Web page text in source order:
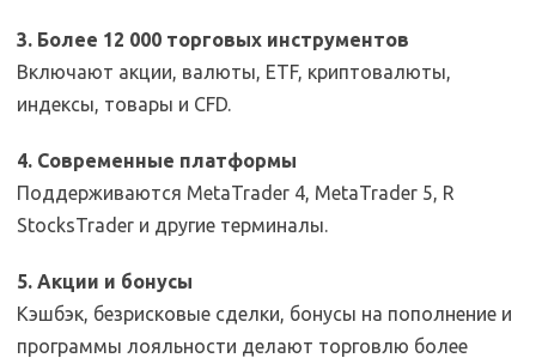
3. Более 12 000 торговых инструментов
Включают акции, валюты, ETF, криптовалюты,
индексы, товары и CFD.
4. Современные платформы
Поддерживаются MetaTrader 4, MetaTrader 5, R
StocksTrader и другие терминалы.
5. Акции и бонусы
Кэшбэк, безрисковые сделки, бонусы на пополнение и
программы лояльности делают торговлю более